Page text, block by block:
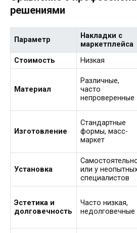
решениями
Параметр
Накладки с
маркетплейса
Стоимость
Низкая
Материал
Различные,
часто
непроверенные
Изготовление
Стандартные
формы, масс-
маркет
Установка
или у
специалистов
Эстетика и
долговечность
Часто низкая,
недолговечные